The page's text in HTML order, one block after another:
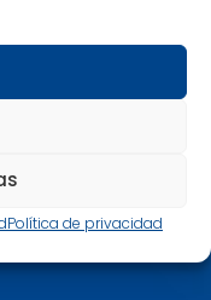
Política de privacidad